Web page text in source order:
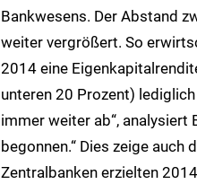
Bankwesens. Der Abstand
weiter vergrößert. So
2014 eine
unteren 20 Prozent)
immer weiter ab“, analysiert
begonnen.“ Dies zeige
Zentralbanken erzielten